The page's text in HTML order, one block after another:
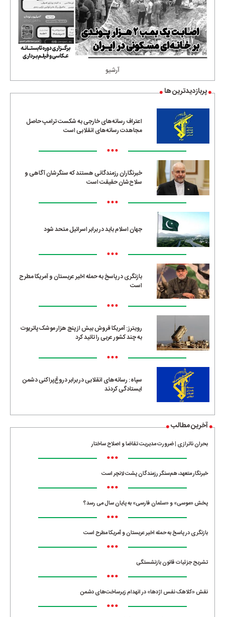
آرشیو
پربازدیدترین ها
اعتراف رسانه‌های خارجی به شکست ترامپ حاصل
مجاهدت رسانه‌های انقلابی است
•••
خبرنگاران رزمندگانی هستند که سنگرشان آگاهی و
سلاح‌شان حقیقت است
•••
جهان اسلام باید در برابر اسرائیل متحد شود
•••
بازنگری در پاسخ به حمله اخیر عربستان و آمریکا مطرح
است
•••
رویترز: آمریکا فروش بیش از پنج هزار موشک پاتریوت
به چند کشور عربی را تائید کرد
•••
سپاه: رسانه‌های انقلابی در برابر دروغ‌پراکنی دشمن
ایستادگی کردند
آخرین مطالب
بحران ناترازی | ضرورت مدیریت تقاضا و اصلاح ساختار
•••
خبرنگار متعهد، هم‌سنگر رزمندگان پشت لانچر است
•••
پخش «موسی» و «سلمان فارسی» به پایان سال می رسد؟
•••
بازنگری در پاسخ به حمله اخیر عربستان و آمریکا مطرح است
•••
تشریح جزئیات قانون بازنشستگی
•••
نقش «کلاهک نفس اژدها» در انهدام زیرساخت‌های دشمن
•••